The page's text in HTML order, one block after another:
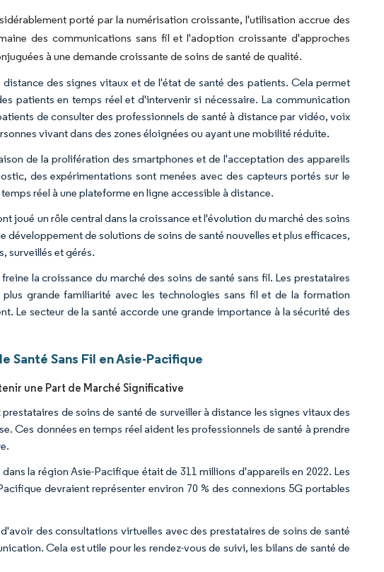
porté par la numérisation croissante, l'utilisation accrue des
des communications sans fil et l'adoption croissante d'approches
à une demande croissante de soins de santé de qualité.
des signes vitaux et de l'état de santé des patients. Cela permet
patients en temps réel et d'intervenir si nécessaire. La communication
de consulter des professionnels de santé à distance par vidéo, voix
vivant dans des zones éloignées ou ayant une mobilité réduite.
de la prolifération des smartphones et de l'acceptation des appareils
des expérimentations sont menées avec des capteurs portés sur le
réel à une plateforme en ligne accessible à distance.
joué un rôle central dans la croissance et l'évolution du marché des soins
de solutions de soins de santé nouvelles et plus efficaces,
surveillés et gérés.
la croissance du marché des soins de santé sans fil. Les prestataires
grande familiarité avec les technologies sans fil et de la formation
Le secteur de la santé accorde une grande importance à la sécurité des
Santé Sans Fil en Asie-Pacifique
une Part de Marché Significative
de soins de santé de surveiller à distance les signes vitaux des
Ces données en temps réel aident les professionnels de santé à prendre
la région Asie-Pacifique était de 311 millions d'appareils en 2022. Les
devraient représenter environ 70 % des connexions 5G portables
des consultations virtuelles avec des prestataires de soins de santé
Cela est utile pour les rendez-vous de suivi, les bilans de santé de